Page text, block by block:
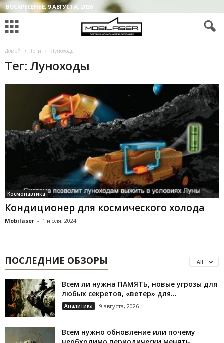
ВОСКРЕСЕНЬЕ, 9 АВГУСТА, 2026
Домой Теги Луноходы
Тег: Луноходы
Космонавтика
Кондиционер для космического холода
Mobilaser - 1 июля, 2024
ПОСЛЕДНИЕ ОБЗОРЫ All
Всем ли нужна ПАМЯТЬ, новые угрозы для
любых секретов, «ветер» для...
Аналитика 9 августа, 2026
Всем нужно обновление или почему